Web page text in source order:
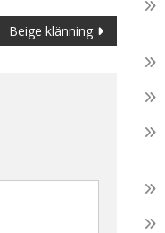
Beige klänning